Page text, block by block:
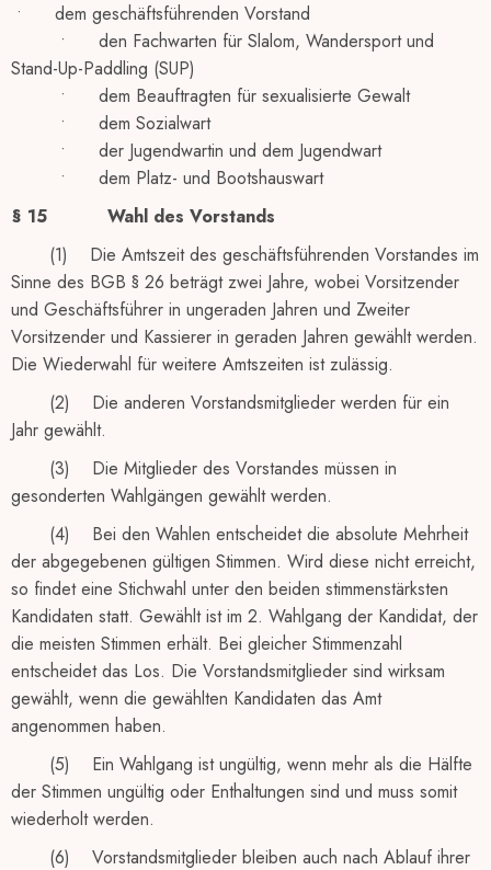
• dem geschäftsführenden Vorstand
• den Fachwarten für Slalom, Wandersport und
Stand-Up-Paddling (SUP)
• dem Beauftragten für sexualisierte Gewalt
• dem Sozialwart
• der Jugendwartin und dem Jugendwart
• dem Platz- und Bootshauswart
§ 15
Wahl des Vorstands
(1) Die Amtszeit des geschäftsführenden Vorstandes im
Sinne des BGB § 26 beträgt zwei Jahre, wobei Vorsitzender
und Geschäftsführer in ungeraden Jahren und Zweiter
Vorsitzender und Kassierer in geraden Jahren gewählt werden.
Die Wiederwahl für weitere Amtszeiten ist zulässig.
(2) Die anderen Vorstandsmitglieder werden für ein
Jahr gewählt.
(3) Die Mitglieder des Vorstandes müssen in
gesonderten Wahlgängen gewählt werden.
(4) Bei den Wahlen entscheidet die absolute Mehrheit
der abgegebenen gültigen Stimmen. Wird diese nicht erreicht,
so findet eine Stichwahl unter den beiden stimmenstärksten
Kandidaten statt. Gewählt ist im 2. Wahlgang der Kandidat, der
die meisten Stimmen erhält. Bei gleicher Stimmenzahl
entscheidet das Los. Die Vorstandsmitglieder sind wirksam
gewählt, wenn die gewählten Kandidaten das Amt
angenommen haben.
(5) Ein Wahlgang ist ungültig, wenn mehr als die Hälfte
der Stimmen ungültig oder Enthaltungen sind und muss somit
wiederholt werden.
(6) Vorstandsmitglieder bleiben auch nach Ablauf ihrer